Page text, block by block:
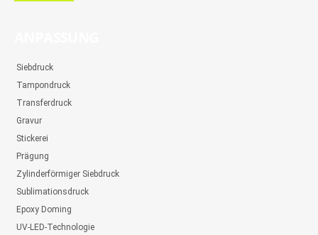
Siebdruck
Tampondruck
Transferdruck
Gravur
Stickerei
Prägung
Zylinderförmiger Siebdruck
Sublimationsdruck
Epoxy Doming
UV-LED-Technologie